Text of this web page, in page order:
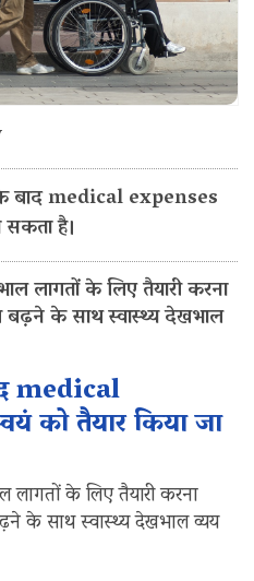
medical expenses
है।
लागतों के लिए तैयारी करना
बढ़ने के साथ स्वास्थ्य देखभाल
medical
को तैयार किया जा
के लिए तैयारी करना
के साथ स्वास्थ्य देखभाल व्यय